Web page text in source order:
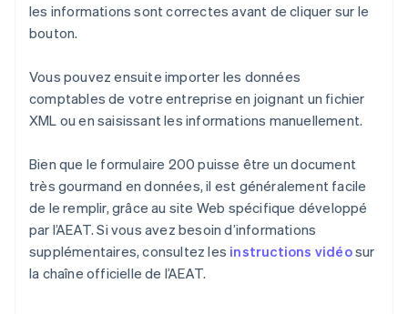
les informations sont correctes avant de cliquer sur le
bouton.
Vous pouvez ensuite importer les données
comptables de votre entreprise en joignant un fichier
XML ou en saisissant les informations manuellement.
Bien que le formulaire 200 puisse être un document
très gourmand en données, il est généralement facile
de le remplir, grâce au site Web spécifique développé
par l’AEAT. Si vous avez besoin d’informations
supplémentaires, consultez les instructions vidéosur
la chaîne officielle de l’AEAT.